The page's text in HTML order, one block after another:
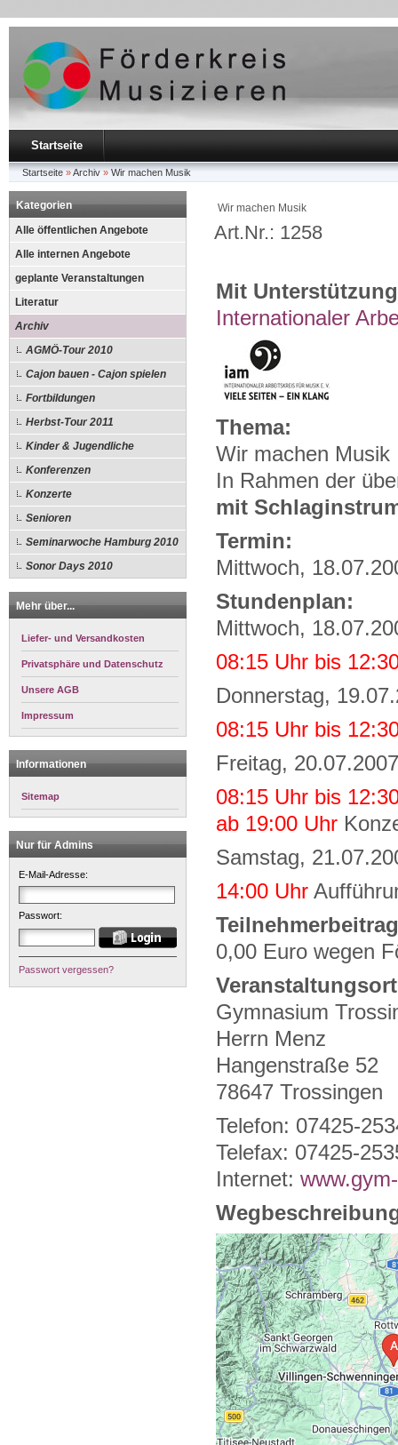
Startseite
Startseite »Archiv » Wir machen Musik
Kategorien
Alle öffentlichen Angebote
Alle internen Angebote
geplante Veranstaltungen
Literatur
Archiv
AGMÖ-Tour 2010
Cajon bauen - Cajon spielen
Fortbildungen
Herbst-Tour 2011
Kinder & Jugendliche
Konferenzen
Konzerte
Senioren
Seminarwoche Hamburg 2010
Sonor Days 2010
Mehr über...
Liefer- und Versandkosten
Privatsphäre und Datenschutz
Unsere AGB
Impressum
Informationen
Sitemap
Nur für Admins
E-Mail-Adresse:
Passwort:
Passwort vergessen?
Wir machen Musik
Art.Nr.: 1258
Mit
Internationaler
Thema:
Wir machen Musik
In Rahmen der
mit
Termin:
Mittwoch,
Stundenplan:
Mittwoch,
08:15 Uhr bis
Donnerstag,
08:15 Uhr bis
Freitag, 20.07.2007
08:15 Uhr bis
ab 19:00 Uhr
Samstag,
14:00 Uhr
0,00 Euro wegen
Gymnasium
Herrn Menz
Hangenstraße 52
78647 Trossingen
Telefon: 07425-
Telefax: 07425-
Internet: